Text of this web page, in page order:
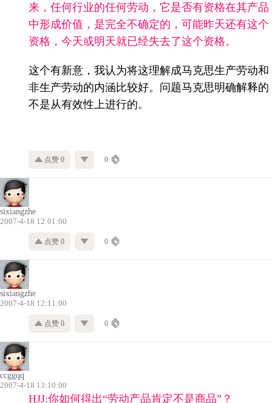
来，任何行业的任何劳动，它是否有资格在其产品
中形成价值，是完全不确定的，可能昨天还有这个
资格，今天或明天就已经失去了这个资格。
这个有新意，我认为将这理解成马克思生产劳动和
非生产劳动的内涵比较好。问题马克思明确解释的
不是从有效性上进行的。
点赞 0 0
sixiangzhe
2007-4-18 12:01:00
点赞 0 0
sixiangzhe
2007-4-18 12:11:00
点赞 0 0
ccggqq
2007-4-18 13:10:00
HJJ:你如何得出“劳动产品肯定不是商品”？